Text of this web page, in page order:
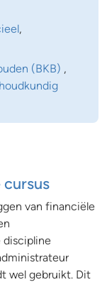
,
(BKB) ,
van financiële
discipline
wel gebruikt. Dit